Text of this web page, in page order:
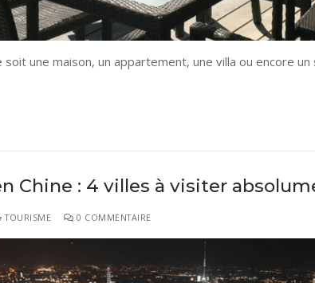
soit une maison, un appartement, une villa ou encore
Chine : 4 villes à visiter
TOURISME 0 COMMENTAIRE